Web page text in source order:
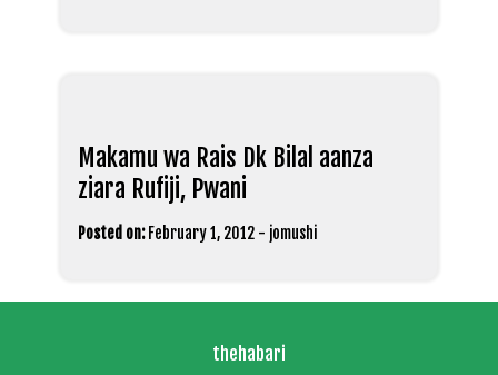
Makamu wa Rais Dk Bilal aanza
ziara Rufiji, Pwani
Posted on: February 1, 2012 - jomushi
thehabari